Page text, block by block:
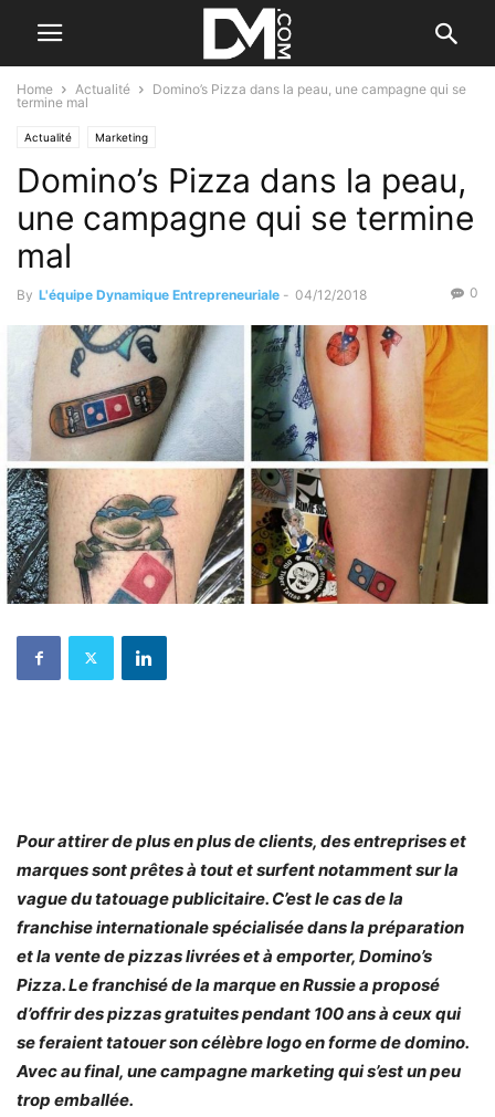
Home Actualité
Domino’s Pizza dans la peau, une campagne qui se
termine mal
Actualité Marketing
Domino’s Pizza dans la peau,
une campagne qui se termine
mal
By L'équipe Dynamique Entrepreneuriale - 04/12/2018 0
Pour attirer de plus en plus de clients, des entreprises et
marques sont prêtes à tout et surfent notamment sur la
vague du tatouage publicitaire. C’est le cas de la
franchise internationale spécialisée dans la préparation
et la vente de pizzas livrées et à emporter, Domino’s
Pizza. Le franchisé de la marque en Russie a proposé
d’offrir des pizzas gratuites pendant 100 ans à ceux qui
se feraient tatouer son célèbre logo en forme de domino.
Avec au final, une campagne marketing qui s’est un peu
trop emballée.